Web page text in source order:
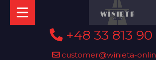
+48 33 813
customer@winieta-